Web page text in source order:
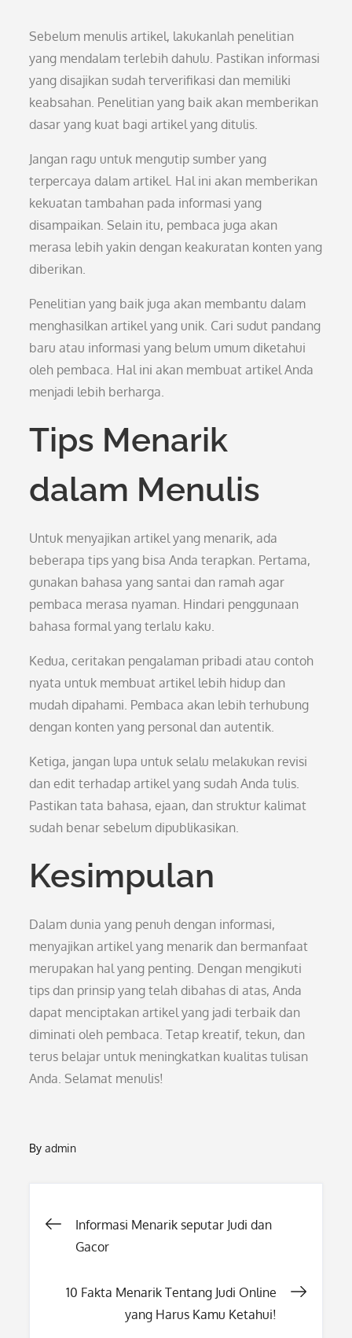
Sebelum menulis artikel, lakukanlah penelitian
yang mendalam terlebih dahulu. Pastikan informasi
yang disajikan sudah terverifikasi dan memiliki
keabsahan. Penelitian yang baik akan memberikan
dasar yang kuat bagi artikel yang ditulis.
Jangan ragu untuk mengutip sumber yang
terpercaya dalam artikel. Hal ini akan memberikan
kekuatan tambahan pada informasi yang
disampaikan. Selain itu, pembaca juga akan
merasa lebih yakin dengan keakuratan konten yang
diberikan.
Penelitian yang baik juga akan membantu dalam
menghasilkan artikel yang unik. Cari sudut pandang
baru atau informasi yang belum umum diketahui
oleh pembaca. Hal ini akan membuat artikel Anda
menjadi lebih berharga.
Tips Menarik
dalam Menulis
Untuk menyajikan artikel yang menarik, ada
beberapa tips yang bisa Anda terapkan. Pertama,
gunakan bahasa yang santai dan ramah agar
pembaca merasa nyaman. Hindari penggunaan
bahasa formal yang terlalu kaku.
Kedua, ceritakan pengalaman pribadi atau contoh
nyata untuk membuat artikel lebih hidup dan
mudah dipahami. Pembaca akan lebih terhubung
dengan konten yang personal dan autentik.
Ketiga, jangan lupa untuk selalu melakukan revisi
dan edit terhadap artikel yang sudah Anda tulis.
Pastikan tata bahasa, ejaan, dan struktur kalimat
sudah benar sebelum dipublikasikan.
Kesimpulan
Dalam dunia yang penuh dengan informasi,
menyajikan artikel yang menarik dan bermanfaat
merupakan hal yang penting. Dengan mengikuti
tips dan prinsip yang telah dibahas di atas, Anda
dapat menciptakan artikel yang jadi terbaik dan
diminati oleh pembaca. Tetap kreatif, tekun, dan
terus belajar untuk meningkatkan kualitas tulisan
Anda. Selamat menulis!
Byadmin
Post
Informasi Menarik seputar Judi dan
Gacor
10 Fakta Menarik Tentang Judi Online
yang Harus Kamu Ketahui!